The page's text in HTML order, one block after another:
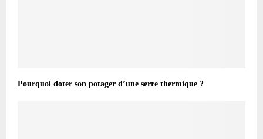
Pourquoi doter son potager d’une serre thermique ?